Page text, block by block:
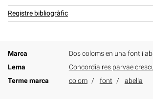
Registre bibliogràfic
Marca
Dos coloms en una font i
Lema
Concordia res parvae
Terme marca
colom font abella